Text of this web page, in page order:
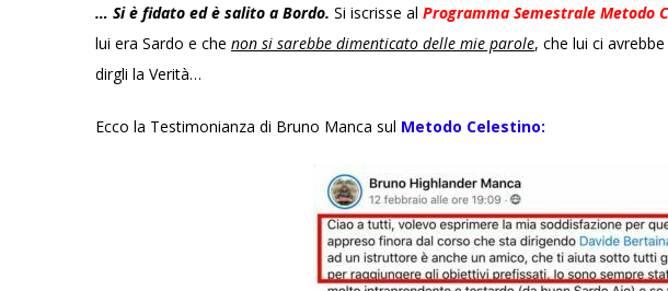
… Si è fidato ed è salito a Bordo. Si iscrisse al Programma Semestrale Metodo
lui era Sardo e che non si sarebbe dimenticato delle mie parole, che lui ci
dirgli la Verità…
Ecco la Testimonianza di Bruno Manca sul Metodo Celestino: